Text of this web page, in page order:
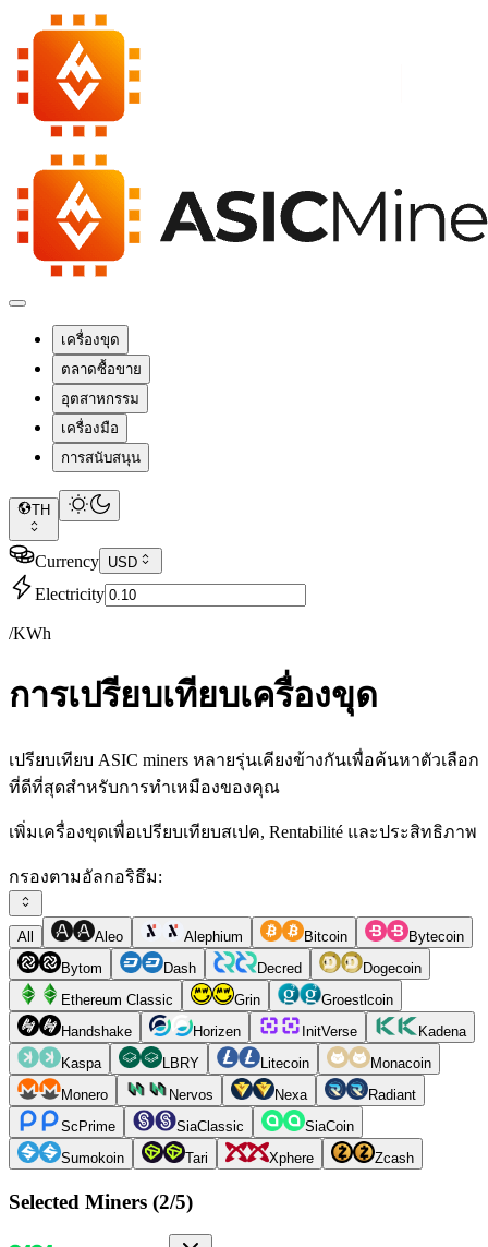
เครื่องขุด
ตลาดซื้อขาย
อุตสาหกรรม
เครื่องมือ
การสนับสนุน
TH
Currency USD
Electricity
/KWh
การเปรียบเทียบเครื่องขุด
เปรียบเทียบ ASIC miners หลายรุ่นเคียงข้างกันเพื่อค้นหาตัวเลือก
ที่ดีที่สุดสำหรับการทำเหมืองของคุณ
เพิ่มเครื่องขุดเพื่อเปรียบเทียบสเปค, Rentabilité และประสิทธิภาพ
กรองตามอัลกอริธึม:
All Aleo Alephium Bitcoin
Bytecoin
Bytom
Dash Decred
Dogecoin
Ethereum Classic
Grin
Groestlcoin
Handshake
Horizen InitVerse
Kadena
Kaspa
LBRY Litecoin
Monacoin
Monero
Nervos Nexa
Radiant
ScPrime
SiaClassic
SiaCoin
Sumokoin
Tari Xphere Zcash
Selected Miners (2/5)